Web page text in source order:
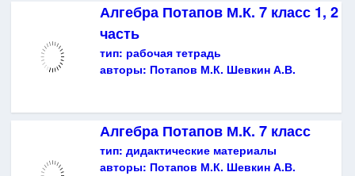
Алгебра Потапов М.К. 7 класс 1, 2
часть
тип: рабочая тетрадь
авторы: Потапов М.К. Шевкин А.В.
Алгебра Потапов М.К. 7 класс
тип: дидактические материалы
авторы: Потапов М.К. Шевкин А.В.